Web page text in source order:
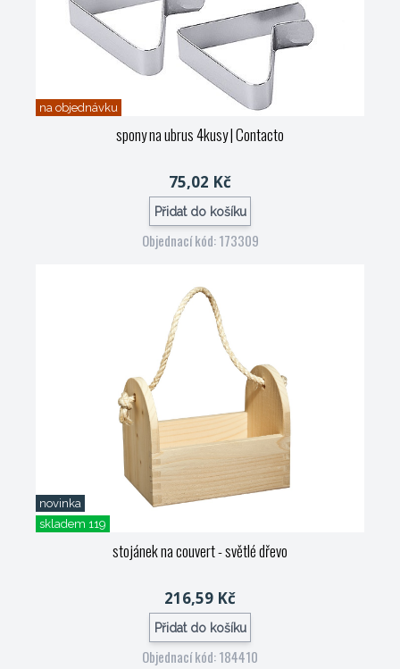
na objednávku
spony na ubrus 4kusy| Contacto
75,02 Kč
Přidat do košíku
Objednací kód: 173309
novinka
skladem 119
stojánek na couvert - světlé dřevo
216,59 Kč
Přidat do košíku
Objednací kód: 184410